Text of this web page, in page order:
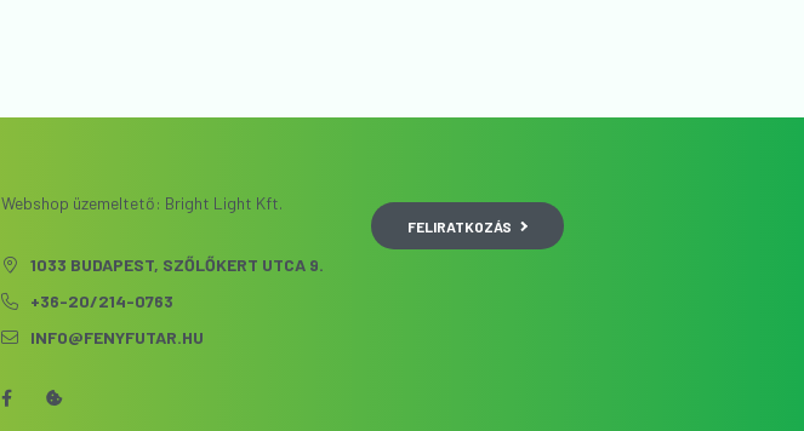
Webshop üzemeltető: Bright Light Kft.
1033 BUDAPEST, SZŐLŐKERT UTCA 9.
+36-20/214-0763
INFO@FENYFUTAR.HU
FELIRATKOZÁS